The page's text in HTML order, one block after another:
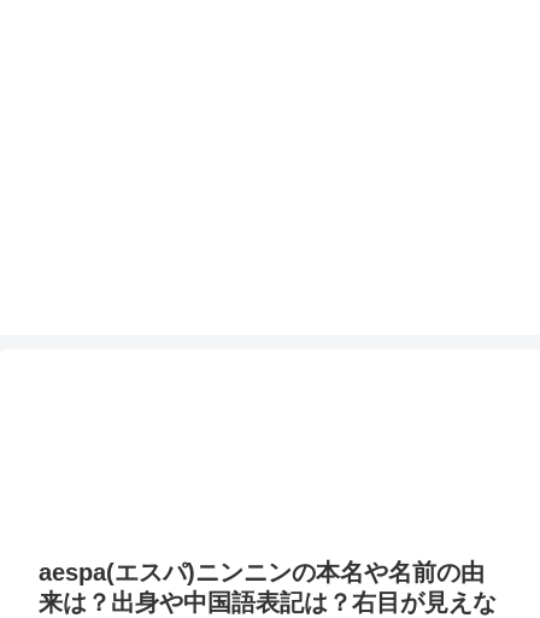
aespa(エスパ)ニンニンの本名や名前の由
来は？出身や中国語表記は？右目が見えな